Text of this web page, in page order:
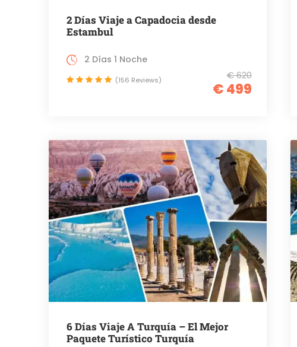
2 Días Viaje a Capadocia desde
Estambul
€ 620
€ 499
2 Días 1 Noche
(156 Reviews)
6 Días Viaje A Turquía – El Mejor
Paquete Turístico Turquía